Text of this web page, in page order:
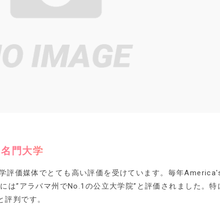
門大学
評価媒体でとても高い評価を受けています。毎年
は”アラバマ州でNo.1の公立大学院”と評価されました。特
判です。